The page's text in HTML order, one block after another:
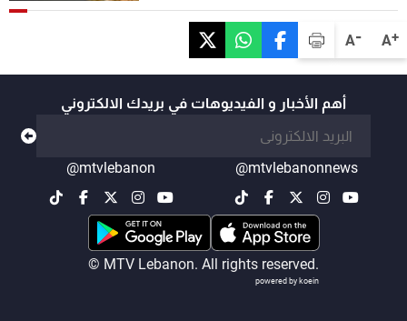
A+
A-
أهم الأخبار و الفيديوهات في بريدك الالكتروني
@mtvlebanonnews
@mtvlebanon
© MTV Lebanon. All rights reserved.
powered by koein